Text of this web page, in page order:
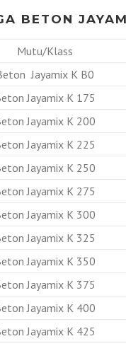
BETON
Mutu/Klass
Jayamix K B0
Jayamix K 175
Jayamix K 200
Jayamix K 225
Jayamix K 250
Jayamix K 275
Jayamix K 300
Jayamix K 325
Jayamix K 350
Jayamix K 375
Jayamix K 400
Jayamix K 425